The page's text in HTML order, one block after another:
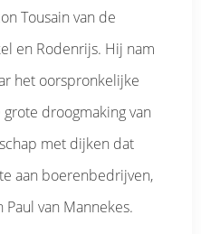
Tousain van de
en Rodenrijs. Hij nam
het oorspronkelijke
droogmaking van
met dijken dat
aan boerenbedrijven,
van Mannekes.